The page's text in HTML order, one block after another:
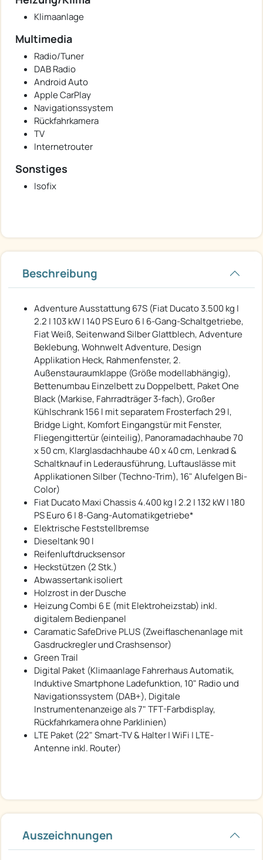
Klimaanlage
Multimedia
Radio/Tuner
DAB Radio
Android Auto
Apple CarPlay
Navigationssystem
Rückfahrkamera
TV
Internetrouter
Sonstiges
Isofix
Beschreibung
Adventure Ausstattung 67S (Fiat Ducato 3.500 kg |
2.2 | 103 kW | 140 PS Euro 6 | 6-Gang-Schaltgetriebe,
Fiat Weiß, Seitenwand Silber Glattblech, Adventure
Beklebung, Wohnwelt Adventure, Design
Applikation Heck, Rahmenfenster, 2.
Außenstauraumklappe (Größe modellabhängig),
Bettenumbau Einzelbett zu Doppelbett, Paket One
Black (Markise, Fahrradträger 3-fach), Großer
Kühlschrank 156 l mit separatem Frosterfach 29 l,
Bridge Light, Komfort Eingangstür mit Fenster,
Fliegengittertür (einteilig), Panoramadachhaube 70
x 50 cm, Klarglasdachhaube 40 x 40 cm, Lenkrad &
Schaltknauf in Lederausführung, Luftauslässe mit
Applikationen Silber (Techno-Trim), 16" Alufelgen Bi-
Color)
Fiat Ducato Maxi Chassis 4.400 kg | 2.2 | 132 kW | 180
PS Euro 6 | 8-Gang-Automatikgetriebe*
Elektrische Feststellbremse
Dieseltank 90 l
Reifenluftdrucksensor
Heckstützen (2 Stk.)
Abwassertank isoliert
Holzrost in der Dusche
Heizung Combi 6 E (mit Elektroheizstab) inkl.
digitalem Bedienpanel
Caramatic SafeDrive PLUS (Zweiflaschenanlage mit
Gasdruckregler und Crashsensor)
Green Trail
Digital Paket (Klimaanlage Fahrerhaus Automatik,
Induktive Smartphone Ladefunktion, 10" Radio und
Navigationssystem (DAB+), Digitale
Instrumentenanzeige als 7" TFT-Farbdisplay,
Rückfahrkamera ohne Parklinien)
LTE Paket (22" Smart-TV & Halter | WiFi | LTE-
Antenne inkl. Router)
Auszeichnungen